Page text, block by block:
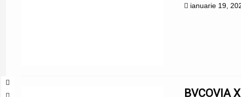
ianuarie 19,
BVCOVIA